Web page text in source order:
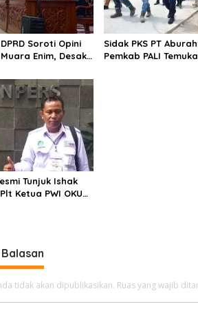
Soroti Opini
Enim, Desak
Sidak PKS PT
Pemkab PALI
Tunjuk Ishak
Ketua PWI OKU
tidak akan dipublikasikan. Ruas yang wajib